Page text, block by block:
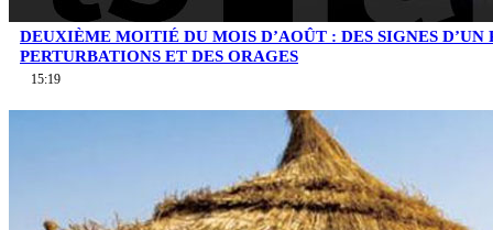
DEUXIÈME MOITIÉ DU MOIS D’AOÛT : DES SIGNES D’UN
PERTURBATIONS ET DES ORAGES
15:19